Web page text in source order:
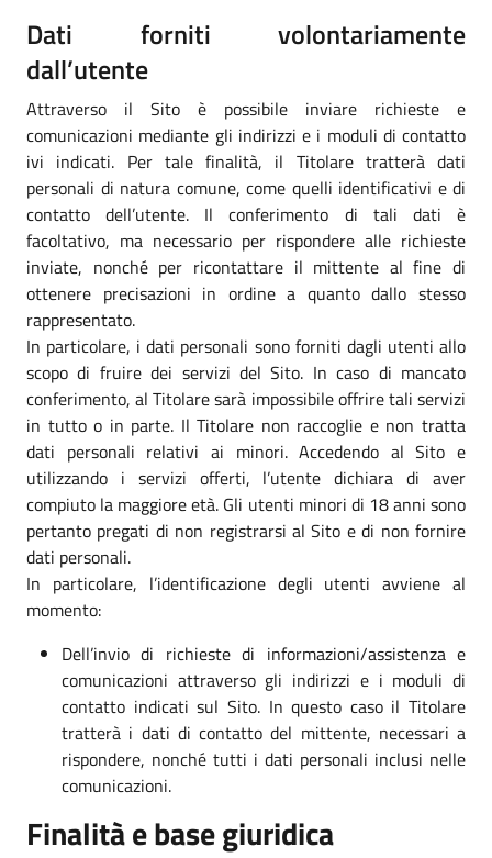
Dati forniti volontariamente
dall’utente
Attraverso il Sito è possibile inviare richieste e
comunicazioni mediante gli indirizzi e i moduli di contatto
ivi indicati. Per tale finalità, il Titolare tratterà dati
personali di natura comune, come quelli identificativi e di
contatto dell’utente. Il conferimento di tali dati è
facoltativo, ma necessario per rispondere alle richieste
inviate, nonché per ricontattare il mittente al fine di
ottenere precisazioni in ordine a quanto dallo stesso
rappresentato.
In particolare, i dati personali sono forniti dagli utenti allo
scopo di fruire dei servizi del Sito. In caso di mancato
conferimento, al Titolare sarà impossibile offrire tali servizi
in tutto o in parte. Il Titolare non raccoglie e non tratta
dati personali relativi ai minori. Accedendo al Sito e
utilizzando i servizi offerti, l’utente dichiara di aver
compiuto la maggiore età. Gli utenti minori di 18 anni sono
pertanto pregati di non registrarsi al Sito e di non fornire
dati personali.
In particolare, l’identificazione degli utenti avviene al
momento:
Dell’invio di richieste di informazioni/assistenza e
comunicazioni attraverso gli indirizzi e i moduli di
contatto indicati sul Sito. In questo caso il Titolare
tratterà i dati di contatto del mittente, necessari a
rispondere, nonché tutti i dati personali inclusi nelle
comunicazioni.
Finalità e base giuridica